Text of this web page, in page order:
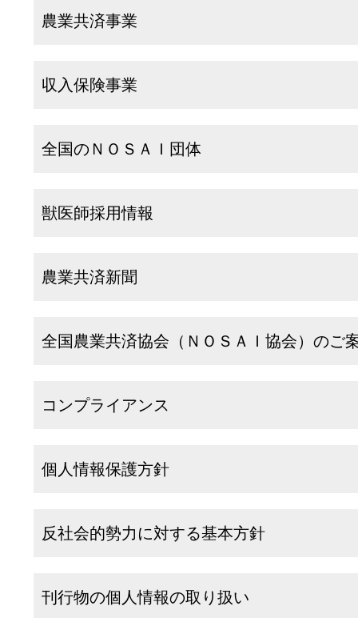
農業共済事業
収入保険事業
全国のＮＯＳＡＩ団体
獣医師採用情報
農業共済新聞
全国農業共済協会（ＮＯＳＡＩ協会）のご
コンプライアンス
個人情報保護方針
反社会的勢力に対する基本方針
刊行物の個人情報の取り扱い